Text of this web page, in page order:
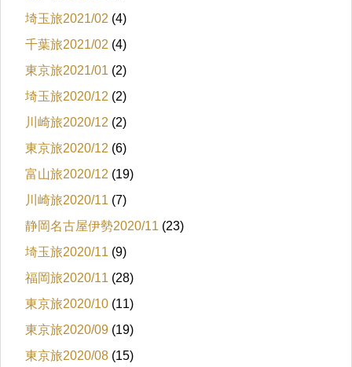
埼玉旅2021/02 (4)
千葉旅2021/02 (4)
東京旅2021/01 (2)
埼玉旅2020/12 (2)
川崎旅2020/12 (2)
東京旅2020/12 (6)
富山旅2020/12 (19)
川崎旅2020/11 (7)
静岡名古屋伊勢2020/11 (23)
埼玉旅2020/11 (9)
福岡旅2020/11 (28)
東京旅2020/10 (11)
東京旅2020/09 (19)
東京旅2020/08 (15)